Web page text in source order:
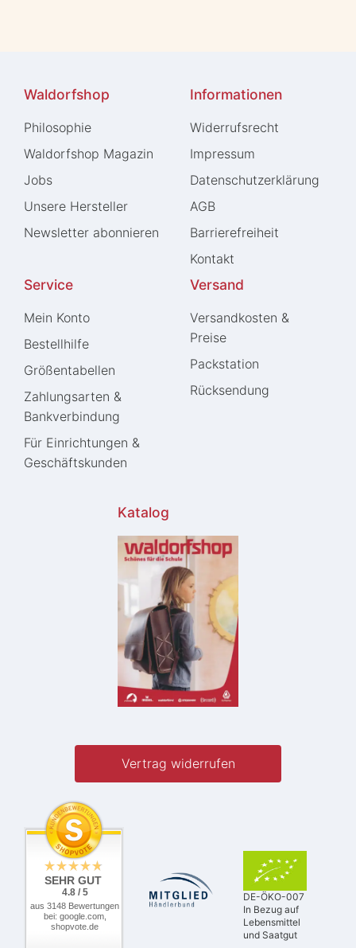
Waldorfshop
Philosophie
Waldorfshop Magazin
Jobs
Unsere Hersteller
Newsletter abonnieren
Informationen
Widerrufs­recht
Impressum
Daten­schutz­erklärung
AGB
Barrierefreiheit
Kontakt
Service
Mein Konto
Bestellhilfe
Größentabellen
Zahlungsarten &
Bankverbindung
Für Einrichtungen &
Geschäftskunden
Versand
Versandkosten &
Preise
Packstation
Rücksendung
Katalog
Vertrag widerrufen
SEHR GUT
4.8 / 5
aus 3148 Bewertungen
bei: google.com,
shopvote.de
DE-ÖKO-007
In Bezug auf
Lebensmittel
und Saatgut